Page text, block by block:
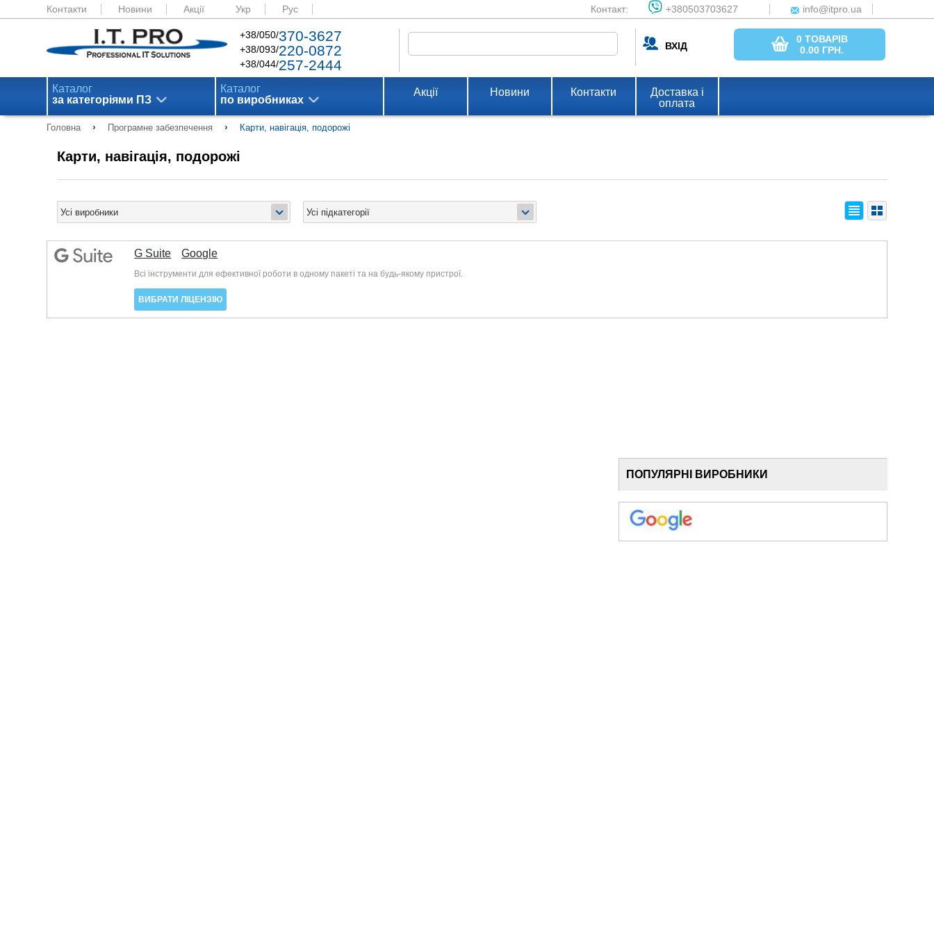
Контакти Новини Акції Укр Рус Контакт: +380503703627 info@itpro.ua
+38/050/370-3627
+38/093/220-0872
+38/044/257-2444
ВХІД
0 ТОВАРІВ
0.00 ГРН.
Каталог
за категоріями ПЗ
Каталог
по виробниках
Акції Новини Контакти
Доставка і
оплата
Головна › Програмне забезпечення › Карти, навігація, подорожі
Карти, навігація, подорожі
G Suite Google
Всі інструменти для ефективної роботи в одному пакеті та на будь-якому пристрої.
ВИБРАТИ ЛІЦЕНЗІЮ
ПОПУЛЯРНІ ВИРОБНИКИ